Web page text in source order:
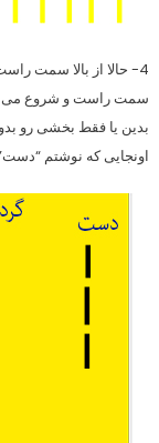
4- حالا از بالا سمت راست , یک وجب میایم پایین و چند سانت هم می رین به
سمت راست و شروع می
بدین یا فقط بخشی رو
اونجایی که نوشتم